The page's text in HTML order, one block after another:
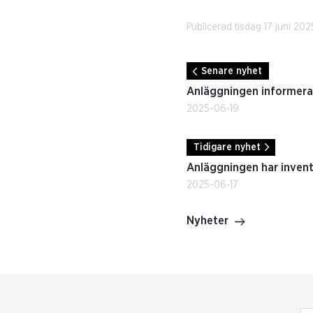
Publicerad tisdag 17 juni
Senare nyhet
Anläggningen
2025-06-19
Tidigare nyhet
Anläggningen har
2025-06-17
Nyheter